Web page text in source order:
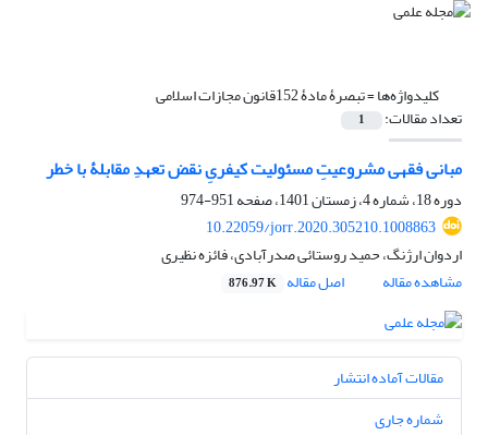
کلیدواژه‌ها =تبصرۀ مادۀ 152قانون مجازات اسلامی
تعداد مقالات: 1
مبانی فقهی مشروعیتِ مسئولیت کیفریِ نقض تعهدِ مقابلۀ با خطر
دوره 18، شماره 4، زمستان 1401، صفحه
951-974
10.22059/jorr.2020.305210.1008863
اردوان ارژنگ، حمید روستائی صدرآبادی، فائزه نظیری
مشاهده مقاله
اصل مقاله 876.97 K
مقالات آماده انتشار
شماره جاری